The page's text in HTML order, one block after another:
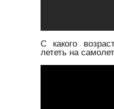
С какого
лететь на